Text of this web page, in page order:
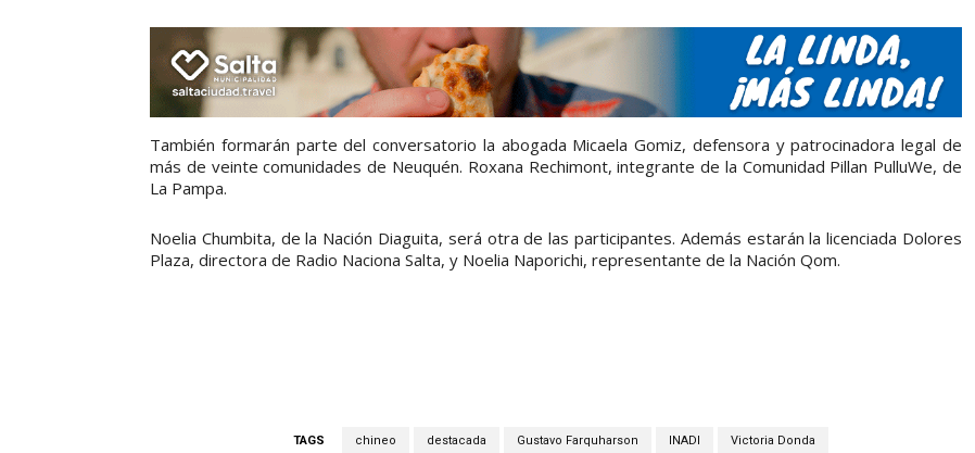
También formarán parte del conversatorio la abogada Micaela Gomiz, defensora y patrocinadora legal de
más de veinte comunidades de Neuquén. Roxana Rechimont, integrante de la Comunidad Pillan PulluWe, de
La Pampa.
Noelia Chumbita, de la Nación Diaguita, será otra de las participantes. Además estarán la licenciada Dolores
Plaza, directora de Radio Naciona Salta, y Noelia Naporichi, representante de la Nación Qom.
TAGS chineo destacada Gustavo Farquharson INADI Victoria Donda